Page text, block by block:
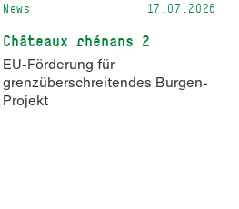
News 17.07.2026
Châteaux rhénans 2
EU-Förderung für
grenzüberschreitendes Burgen-
Projekt